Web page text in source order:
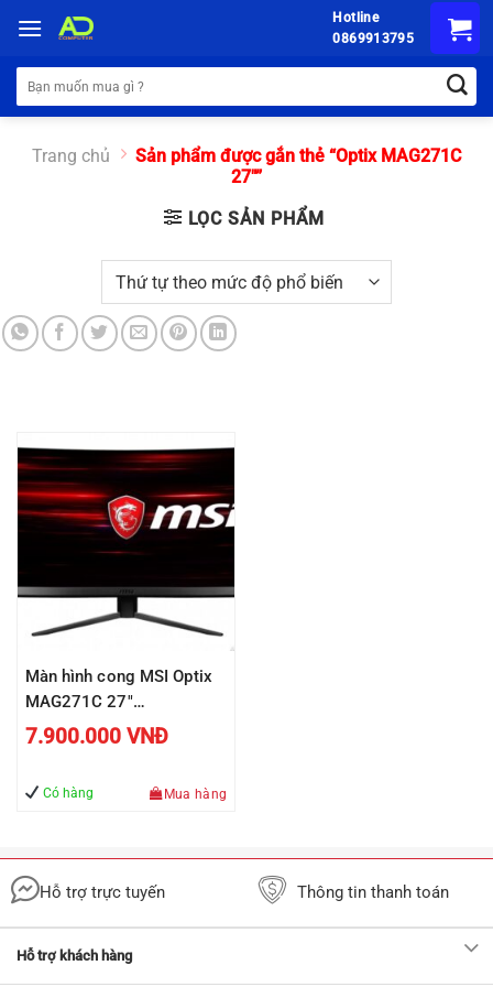
đến
nội
dung
Hotline
0869913795
Tìm
kiếm:
Trang chủ
Sản phẩm được gắn thẻ “Optix MAG271C
27"”
LỌC SẢN PHẨM
Màn hình cong MSI Optix
MAG271C 27″
(1920×1080/VA/144Hz/1ms/FreeSync)
7.900.000 VNĐ
Có hàng Mua hàng
Hỗ trợ trực tuyến Thông tin thanh toán
Hỗ trợ khách hàng